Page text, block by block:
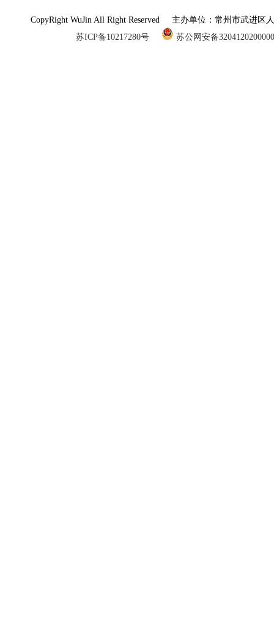
CopyRight WuJin All Right Reserved 主办单位：常州市武进
苏ICP备10217280号
苏公网安备